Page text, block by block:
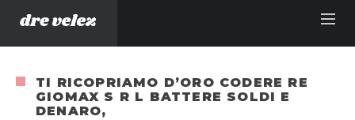
TI RICOPRIAMO D’ORO CODERE RE
GIOMAX S R L BATTERE SOLDI E
DENARO,